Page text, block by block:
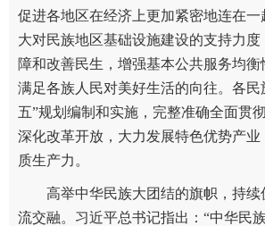
促进各地区在经济上更加紧密地连在一
大对民族地区基础设施建设的支持力
障和改善民生，增强基本公共服务均
满足各族人民对美好生活的向往。各民
五”规划编制和实施，完整准确全面贯
深化改革开放，大力发展特色优势产
质生产力。
高举中华民族大团结的旗帜，持续
流交融。习近平总书记指出：“中华民